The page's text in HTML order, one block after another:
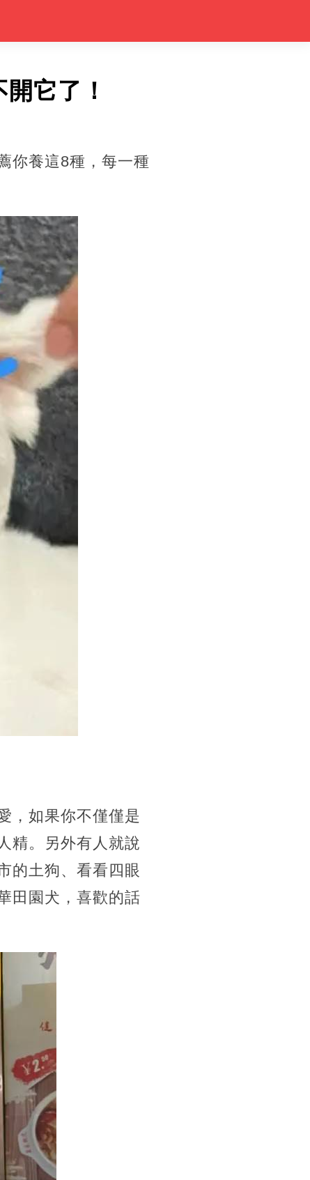
它了！
你養這8種，每一種
，如果你不僅僅是
精。另外有人就說
的土狗、看看四眼
田園犬，喜歡的話